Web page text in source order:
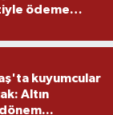
ödeme
kuyumcular
Altın